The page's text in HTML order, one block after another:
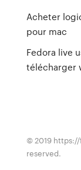
Acheter
pour mac
Fedora live
télécharger
© 2019
reserved.